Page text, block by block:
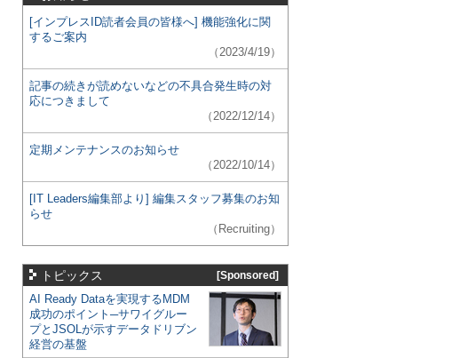
[インプレスID読者会員の皆様へ] 機能強化に関
するご案内
（2023/4/19）
記事の続きが読めないなどの不具合発生時の対
応につきまして
（2022/12/14）
定期メンテナンスのお知らせ
（2022/10/14）
[IT Leaders編集部より] 編集スタッフ募集のお知
らせ
（Recruiting）
トピックス [Sponsored]
AI Ready Dataを実現するMDM
成功のポイント─サワイグルー
プとJSOLが示すデータドリブン
経営の基盤